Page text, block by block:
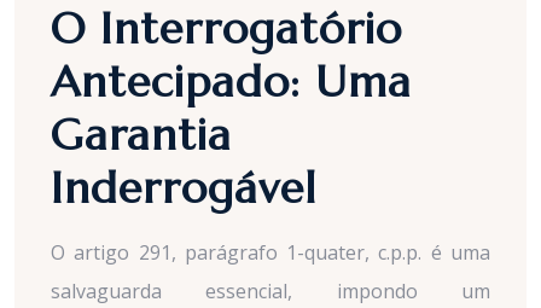
O Interrogatório
Antecipado: Uma
Garantia
Inderrogável
O artigo 291, parágrafo 1-quater, c.p.p. é uma
salvaguarda essencial, impondo um